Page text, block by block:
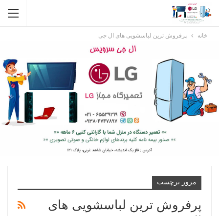
خانه پرفروش ترین لباسشویی های ال جی
مرور برچسب
پرفروش ترین لباسشویی های